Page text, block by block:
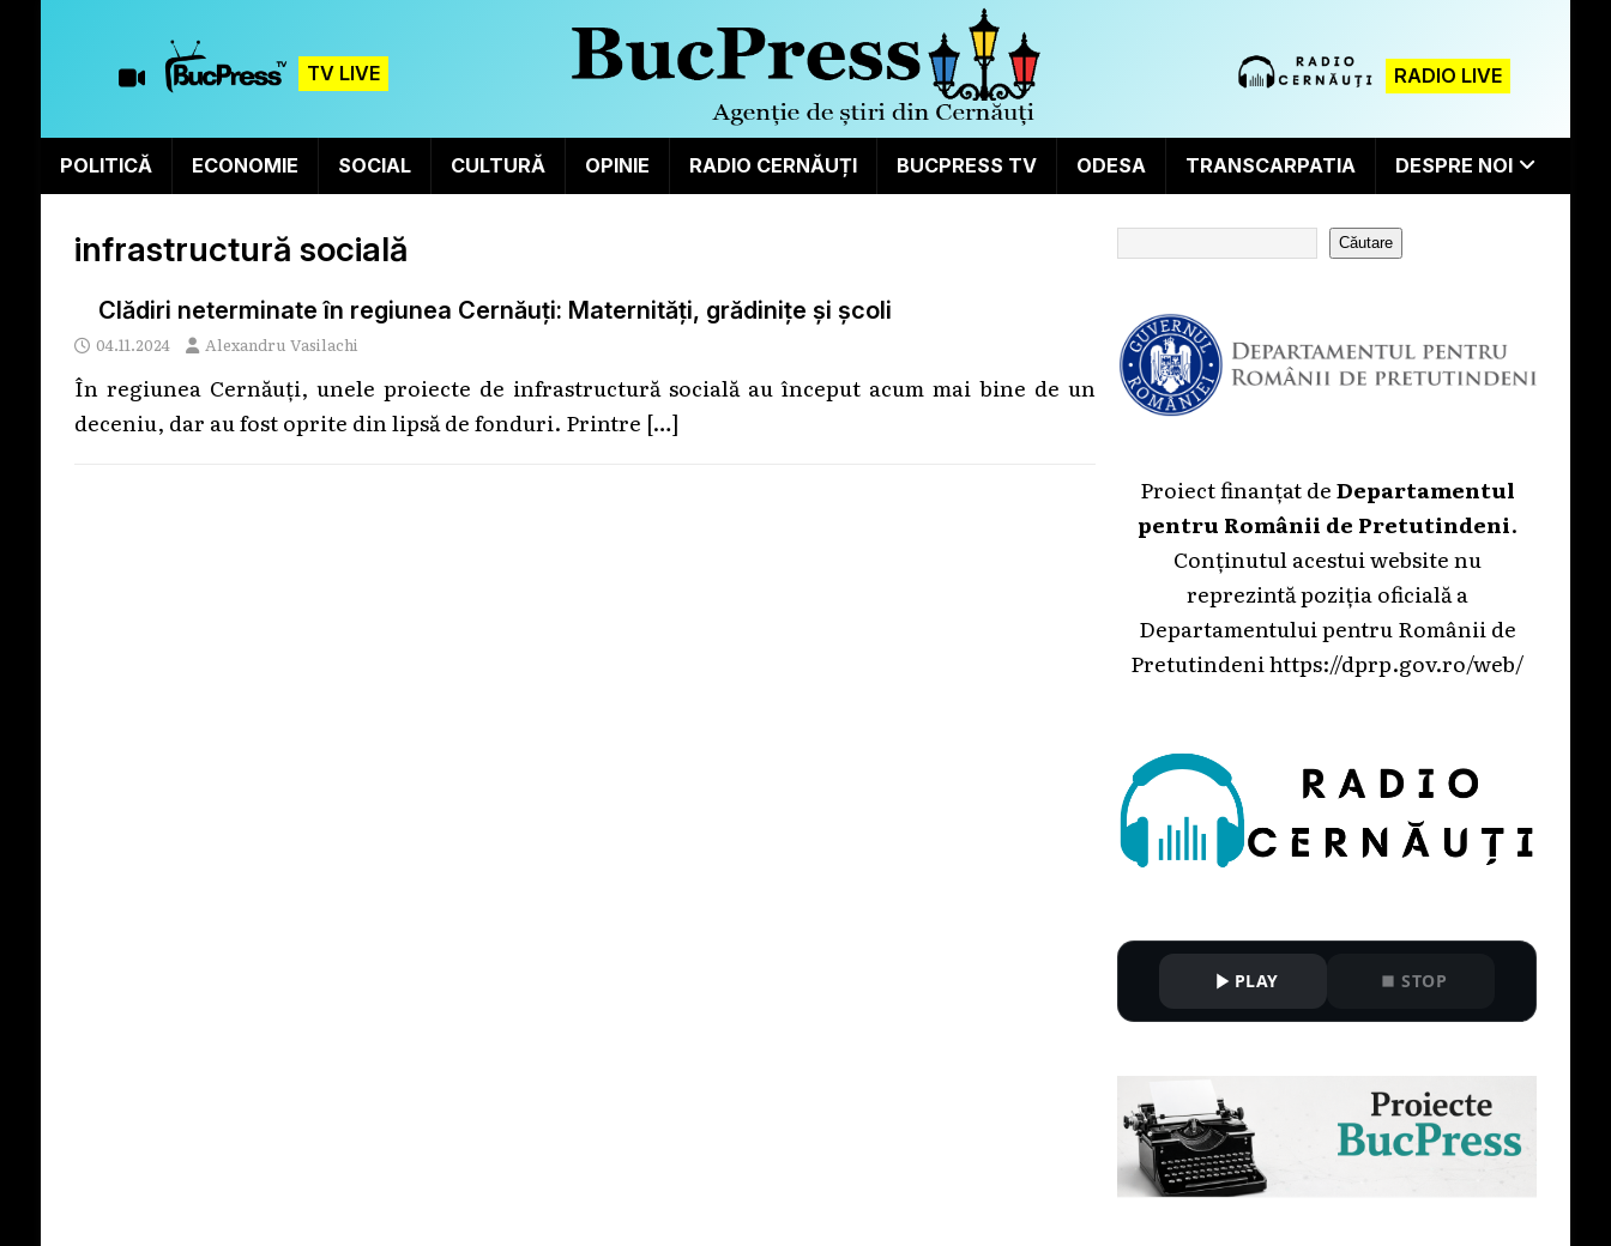
TV LIVE RADIO LIVE
POLITICĂ ECONOMIE SOCIAL CULTURĂ OPINIE RADIO CERNĂUȚI BUCPRESS TV ODESA TRANSCARPATIA DESPRE NOI
infrastructură socială
Clădiri neterminate în regiunea Cernăuți: Maternități, grădinițe și școli
04.11.2024 Alexandru Vasilachi
În regiunea Cernăuți, unele proiecte de infrastructură socială au început acum mai bine de un
deceniu, dar au fost oprite din lipsă de fonduri. Printre […]
Căutare
Proiect finanțat deDepartamentul
pentru Românii de Pretutindeni.
Conținutul acestui website nu
reprezintă poziția oficială a
Departamentului pentru Românii de
Pretutindenihttps://dprp.gov.ro/web/
PLAY STOP